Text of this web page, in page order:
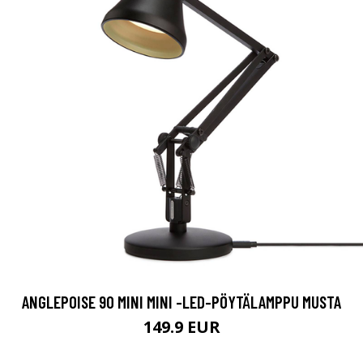
ANGLEPOISE 90 MINI MINI -LED-PÖYTÄLAMPPU MUSTA
149.9 EUR